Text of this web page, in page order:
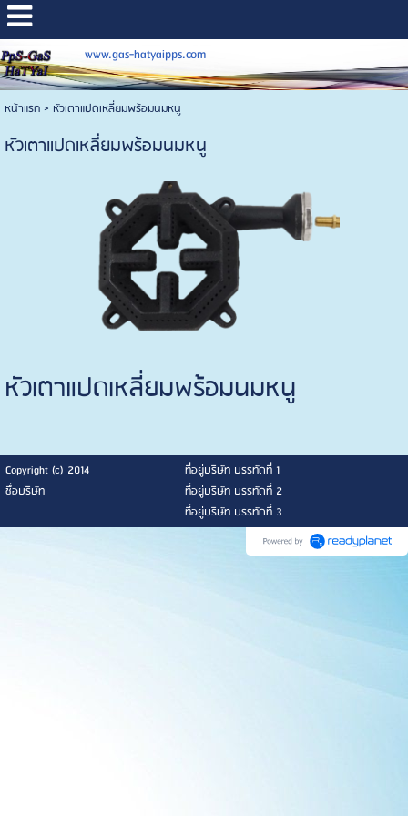
www.gas-hatyaipps.com
หน้าแรก> หัวเตาแปดเหลี่ยมพร้อมนมหนู
หัวเตาแปดเหลี่ยมพร้อมนมหนู
หัวเตาแปดเหลี่ยมพร้อมนมหนู
Copyright (c) 2014
ที่อยู่บริษัท บรรทัดที่ 1
ชื่อบริษัท
ที่อยู่บริษัท บรรทัดที่ 2
ที่อยู่บริษัท บรรทัดที่ 3